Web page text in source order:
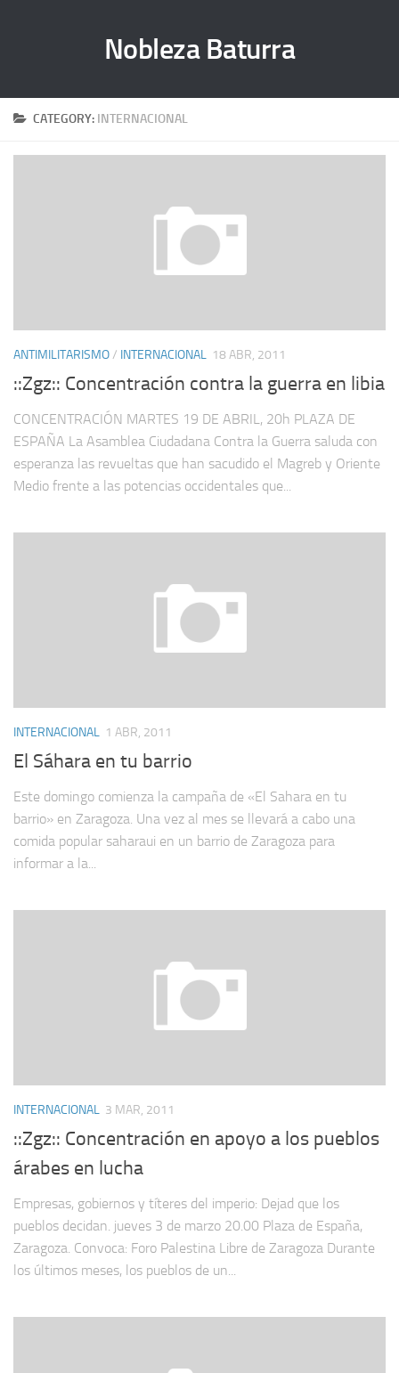
Nobleza Baturra
CATEGORY: INTERNACIONAL
ANTIMILITARISMO/ INTERNACIONAL 18 ABR, 2011
::Zgz:: Concentración contra la guerra en libia
CONCENTRACIÓN MARTES 19 DE ABRIL, 20h PLAZA DE
ESPAÑA La Asamblea Ciudadana Contra la Guerra saluda con
esperanza las revueltas que han sacudido el Magreb y Oriente
Medio frente a las potencias occidentales que...
INTERNACIONAL 1 ABR, 2011
El Sáhara en tu barrio
Este domingo comienza la campaña de «El Sahara en tu
barrio» en Zaragoza. Una vez al mes se llevará a cabo una
comida popular saharaui en un barrio de Zaragoza para
informar a la...
INTERNACIONAL 3 MAR, 2011
::Zgz:: Concentración en apoyo a los pueblos
árabes en lucha
Empresas, gobiernos y títeres del imperio: Dejad que los
pueblos decidan. jueves 3 de marzo 20.00 Plaza de España,
Zaragoza. Convoca: Foro Palestina Libre de Zaragoza Durante
los últimos meses, los pueblos de un...